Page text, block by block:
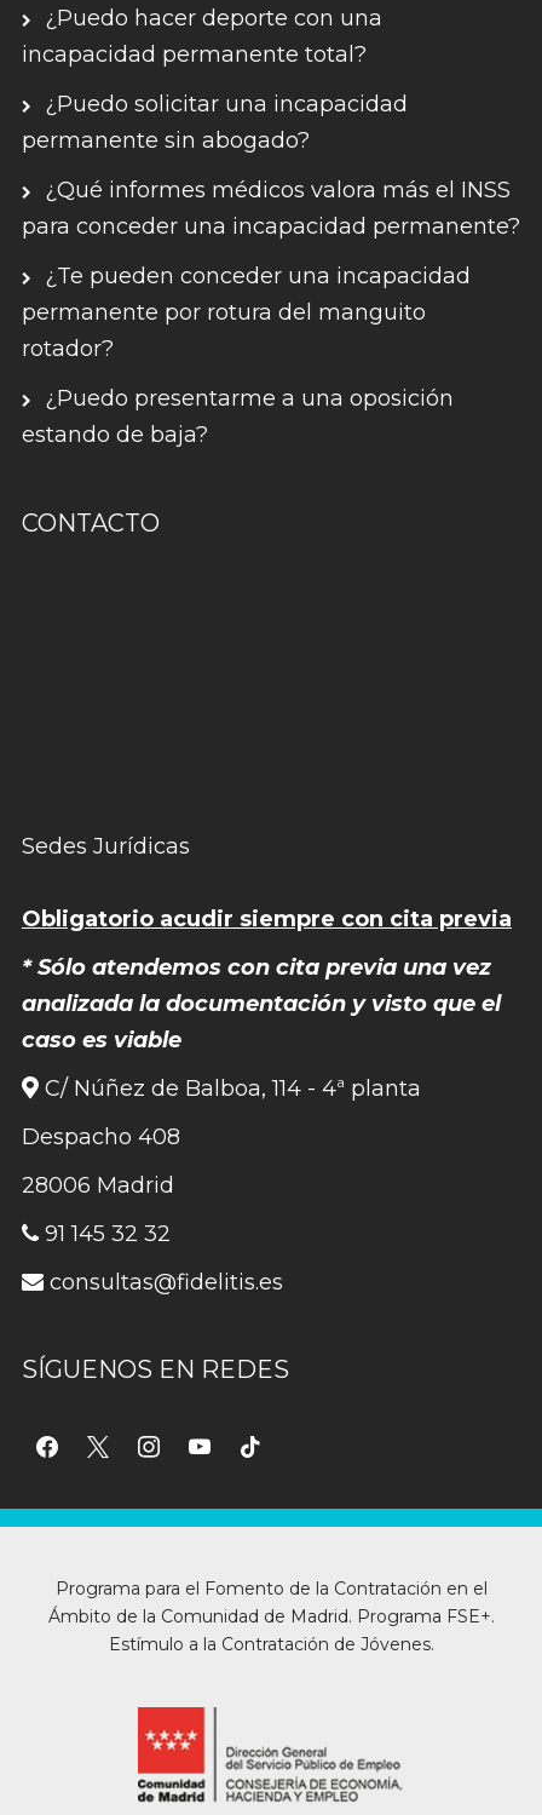
¿Puedo hacer deporte con una
incapacidad permanente total?
¿Puedo solicitar una incapacidad
permanente sin abogado?
¿Qué informes médicos valora más el INSS
para conceder una incapacidad permanente?
¿Te pueden conceder una incapacidad
permanente por rotura del manguito
rotador?
¿Puedo presentarme a una oposición
estando de baja?
CONTACTO
Sedes Jurídicas
Obligatorio acudir siempre con cita previa
* Sólo atendemos con cita previa una vez
analizada la documentación y visto que el
caso es viable
C/ Núñez de Balboa, 114 - 4ª planta
Despacho 408
28006 Madrid
91 145 32 32
consultas@fidelitis.es
SÍGUENOS EN REDES
facebook
x instagramyoutubetiktok
Programa para el Fomento de la Contratación en el
Ámbito de la Comunidad de Madrid. Programa FSE+.
Estímulo a la Contratación de Jóvenes.